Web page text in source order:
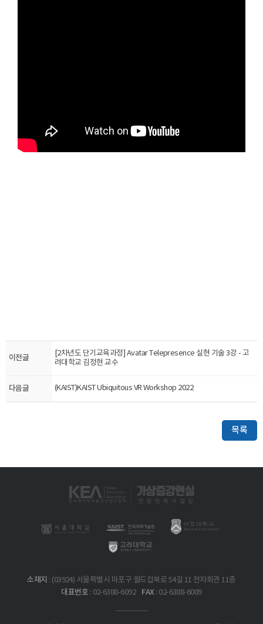
이전글
[2차년도 단기교육과정] Avatar Telepresence 실현 기술 3강 - 고
려대학교 김정현 교수
다음글 (KAIST)KAIST Ubiquitous VR Workshop 2022
목록
소재지 : (03924) 서울특별시 마포구 월드컵북로 54길 11 전자회관 11층
대표번호 : 02-6388-6092 FAX: 02-6388-6089